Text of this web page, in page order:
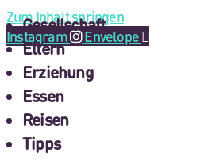
Zum Inhalt springen
Instagram
Envelope
Gesellschaft
Eltern
Erziehung
Essen
Reisen
Tipps